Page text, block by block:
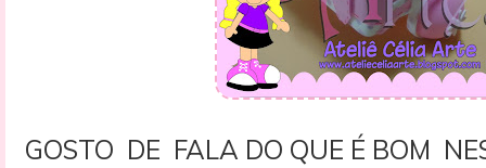
GOSTO DE FALA DO QUE É BOM